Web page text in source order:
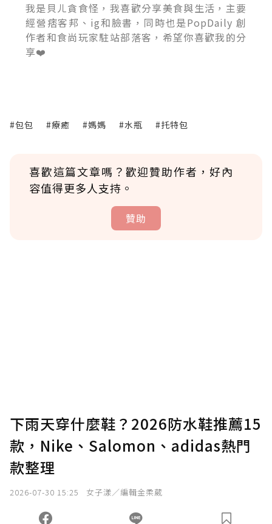
我是貝ㄦ貪食怪，我喜歡分享美食與生活，主要
經營痞客邦、ig和臉書，同時也是PopDaily 創
作者和食尚玩家駐站部落客，希望你喜歡我的分
享❤️
#包包 #療癒 #媽媽 #水瓶 #托特包
喜歡這篇文章嗎？歡迎贊助作者，好內
容值得更多人支持。
贊助
確認送出
您當前剩餘 U 利點數：0點；前往 購買點數
下雨天穿什麼鞋？2026防水鞋推薦15
款，Nike、Salomon、adidas熱門
款整理
2026-07-30 15:25 女子漾／編輯金柔葳